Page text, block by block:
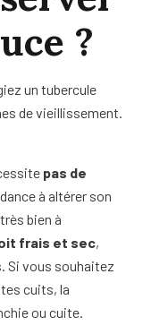
?
un tubercule
de vieillissement.
pas de
à altérer son
bien à
frais et sec,
Si vous souhaitez
cuits, la
ou cuite.